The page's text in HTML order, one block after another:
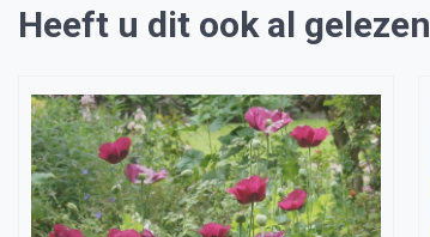
Heeft u dit ook al gelezen